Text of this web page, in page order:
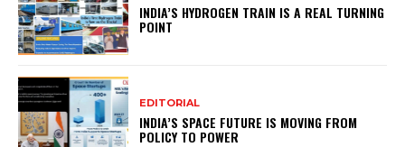
INDIA’S HYDROGEN TRAIN IS A REAL TURNING
POINT
EDITORIAL
INDIA’S SPACE FUTURE IS MOVING FROM
POLICY TO POWER